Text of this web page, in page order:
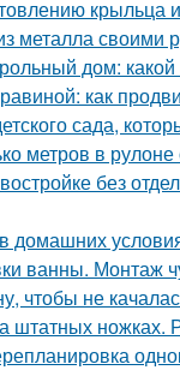
крыльца
металла своими
дом:
как
сада,
метров в
без
домашних
ванны. Монтаж
чтобы не
штатных ножках.